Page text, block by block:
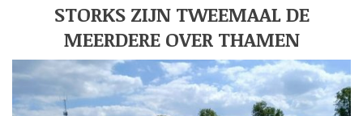
STORKS ZIJN TWEEMAAL DE
MEERDERE OVER THAMEN